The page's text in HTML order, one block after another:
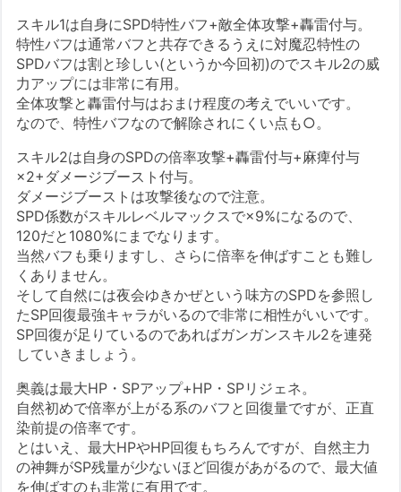
スキル1は自身にSPD特性バフ+敵全体攻撃+轟雷付与。
特性バフは通常バフと共存できるうえに対魔忍特性の
SPDバフは割と珍しい(というか今回初)のでスキル2の威
力アップには非常に有用。
全体攻撃と轟雷付与はおまけ程度の考えでいいです。
なので、特性バフなので解除されにくい点も○。
スキル2は自身のSPDの倍率攻撃+轟雷付与+麻痺付与
×2+ダメージブースト付与。
ダメージブーストは攻撃後なので注意。
SPD係数がスキルレベルマックスで×9%になるので、
120だと1080%にまでなります。
当然バフも乗りますし、さらに倍率を伸ばすことも難し
くありません。
そして自然には夜会ゆきかぜという味方のSPDを参照し
たSP回復最強キャラがいるので非常に相性がいいです。
SP回復が足りているのであればガンガンスキル2を連発
していきましょう。
奥義は最大HP・SPアップ+HP・SPリジェネ。
自然初めで倍率が上がる系のバフと回復量ですが、正直
染前提の倍率です。
とはいえ、最大HPやHP回復もちろんですが、自然主力
の神舞がSP残量が少ないほど回復があがるので、最大値
を伸ばすのも非常に有用です。